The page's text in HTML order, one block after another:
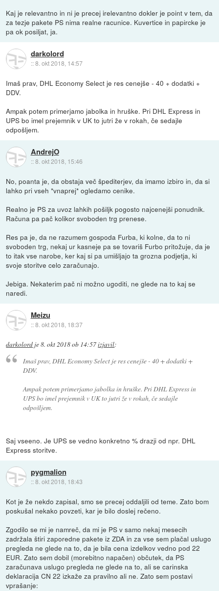
Kaj je relevantno in ni je precej irelevantno dokler je point v tem, da
za tezje pakete PS nima realne racunice. Kuvertice in papircke je
pa ok posiljat, ja.
darkolord
::8. okt 2018, 14:57
Imaš prav, DHL Economy Select je res cenejše - 40 + dodatki +
DDV.
Ampak potem primerjamo jabolka in hruške. Pri DHL Express in
UPS bo imel prejemnik v UK to jutri že v rokah, če sedajle
odpošljem.
AndrejO
::8. okt 2018, 15:46
No, poanta je, da obstaja več špediterjev, da imamo izbiro in, da si
lahko pri vseh *vnaprej* ogledamo cenike.
Realno je PS za uvoz lahkih pošiljk pogosto najcenejši ponudnik.
Računa pa pač kolikor svoboden trg prenese.
Res pa je, da ne razumem gospoda Furba, ki kolne, da to ni
svoboden trg, nekaj ur kasneje pa se tovariš Furbo pritožuje, da je
to itak vse narobe, ker kaj si pa umišljajo ta grozna podjetja, ki
svoje storitve celo zaračunajo.
Jebiga. Nekaterim pač ni možno ugoditi, ne glede na to kaj se
naredi.
Meizu
::8. okt 2018, 18:37
darkolord je8. okt 2018 ob 14:57izjavil:
Imaš prav, DHL Economy Select je res cenejše - 40 + dodatki +
DDV.
Ampak potem primerjamo jabolka in hruške. Pri DHL Express in
UPS bo imel prejemnik v UK to jutri že v rokah, če sedajle
odpošljem.
Saj vseeno. Je UPS se vedno konkretno % drazji od npr. DHL
Express storitve.
pygmalion
::8. okt 2018, 18:43
Kot je že nekdo zapisal, smo se precej oddaljili od teme. Zato bom
poskušal nekako povzeti, kar je bilo doslej rečeno.
Zgodilo se mi je namreč, da mi je PS v samo nekaj mesecih
zadržala štiri zaporedne pakete iz ZDA in za vse sem plačal uslugo
pregleda ne glede na to, da je bila cena izdelkov vedno pod 22
EUR. Zato sem dobil (morebitno napačen) občutek, da PS
zaračunava uslugo pregleda ne glede na to, ali se carinska
deklaracija CN 22 izkaže za pravilno ali ne. Zato sem postavi
vprašanje: